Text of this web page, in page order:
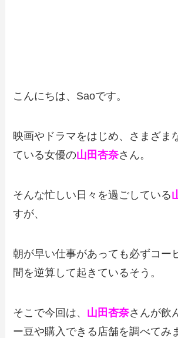
こんにちは、Saoです。
映画やドラマをはじめ、さまざま
ている女優の山田杏奈さん。
そんな忙しい日々を過ごしている
すが、
朝が早い仕事があっても必ずコー
間を逆算して起きているそう。
そこで今回は、 山田杏奈さんが飲
ー豆や購入できる店舗を調べてみ